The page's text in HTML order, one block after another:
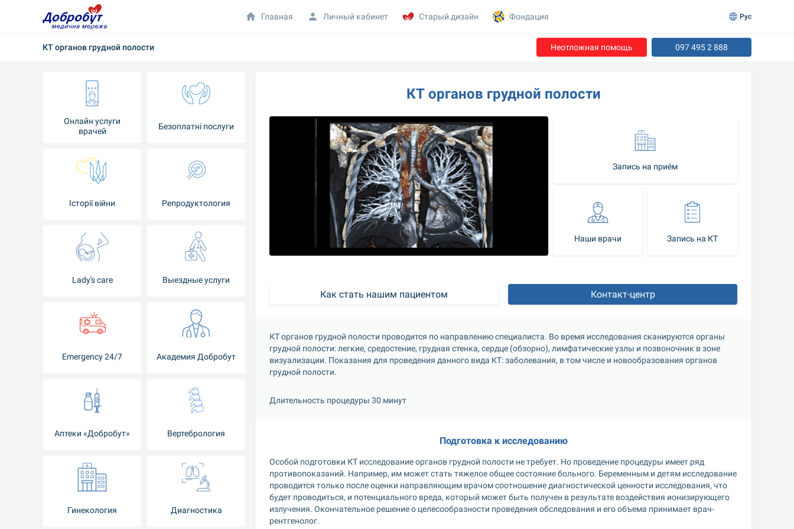
КТ органов грудной полости Неотложная помощь 097 495 2 888
Онлайн услуги
врачей
Безоплатні послуги
Iсторії війни Репродуктология
Lady's care Выездные услуги
Emergency 24/7 Академия Добробут
Аптеки «Добробут» Вертебрология
Гинекология Диагностика
КТ органов грудной полости
Запись на приём
Наши врачи Запись на КТ
Как стать нашим пациентом Контакт-центр
КТ органов грудной полости проводится по направлению специалиста. Во время исследования сканируются органы
грудной полости: легкие, средостение, грудная стенка, сердце (обзорно), лимфатические узлы и позвоночник в зоне
визуализации. Показания для проведения данного вида КТ: заболевания, в том числе и новообразования органов
грудной полости.
Длительность процедуры 30 минут
Подготовка к исследованию
Особой подготовки КТ исследование органов грудной полости не требует. Но проведение процедуры имеет ряд
противопоказаний. Например, им может стать тяжелое общее состояние больного. Беременным и детям исследование
проводится только после оценки направляющим врачом соотношение диагностической ценности исследования, что
будет проводиться, и потенциального вреда, который может быть получен в результате воздействия ионизирующего
излучения. Окончательное решение о целесообразности проведения обследования и его объема принимает врач-
рентгенолог.
Главная Личный кабинет Старый дизайн Фондация Рус